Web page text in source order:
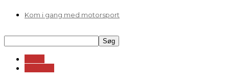
Kom i gang med motorsport